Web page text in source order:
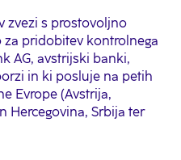
zvezi s prostovoljno
pridobitev kontrolnega
AG, avstrijski banki,
in ki posluje na petih
Evrope (Avstrija,
Hercegovina, Srbija ter